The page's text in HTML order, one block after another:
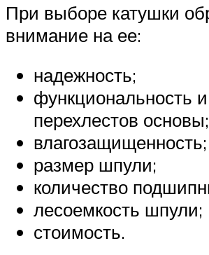
При выборе катушки
внимание на ее:
надежность;
функциональность
перехлестов основы;
влагозащищенность;
размер шпули;
количество
лесоемкость шпули;
стоимость.